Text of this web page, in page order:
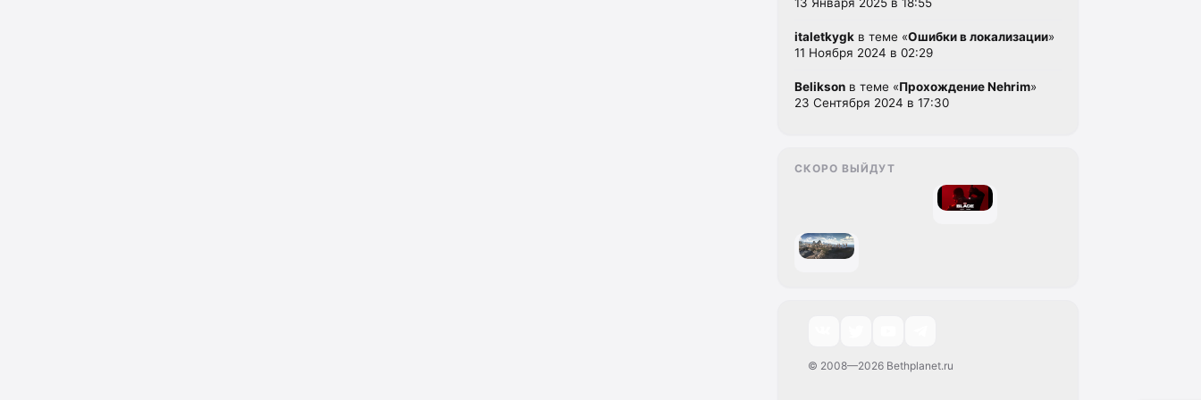
italetkygk в теме «Ошибки в локализации»
11 Ноября 2024 в 02:29
Belikson в теме «Прохождение Nehrim»
23 Сентября 2024 в 17:30
СКОРО ВЫЙДУТ
© 2008—2026 Bethplanet.ru